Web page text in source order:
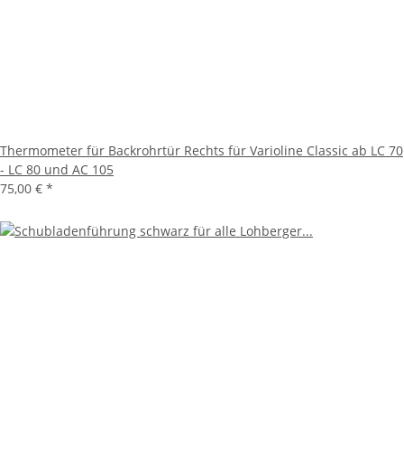
Thermometer für Backrohrtür Rechts für Varioline Classic ab LC 70
- LC 80 und AC 105
75,00 € *